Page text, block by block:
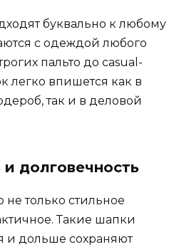
буквально к любому
с одеждой любого
пальто до casual-
легко впишется как в
так и в деловой
долговечность
только стильное
Такие шапки
и дольше сохраняют